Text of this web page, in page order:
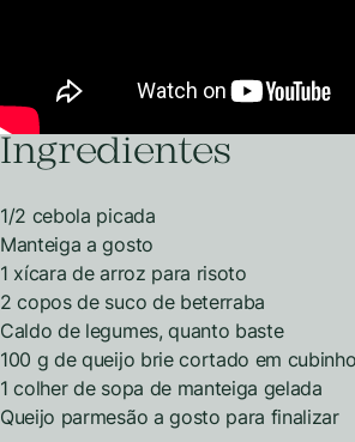
Ingredientes
1/2 cebola picada
Manteiga a gosto
1 xícara de arroz para risoto
2 copos de suco de beterraba
Caldo de legumes, quanto baste
100 g de queijo brie cortado em
1 colher de sopa de manteiga gelada
Queijo parmesão a gosto para finalizar